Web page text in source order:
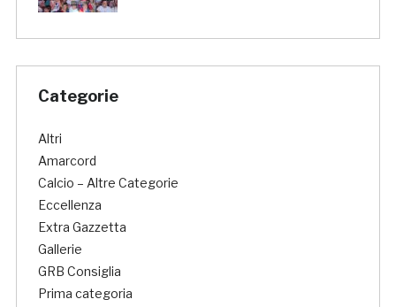
Categorie
Altri
Amarcord
Calcio – Altre Categorie
Eccellenza
Extra Gazzetta
Gallerie
GRB Consiglia
Prima categoria